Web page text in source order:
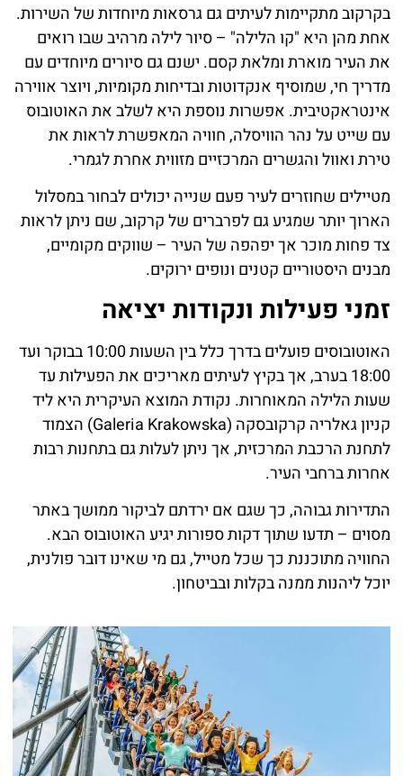
בקרקוב מתקיימות לעיתים גם גרסאות מיוחדות של השירות.
אחת מהן היא "קו הלילה" – סיור לילה מרהיב שבו רואים
את העיר מוארת ומלאת קסם. ישנם גם סיורים מיוחדים עם
מדריך חי, שמוסיף אנקדוטות ובדיחות מקומיות, ויוצר אווירה
אינטראקטיבית. אפשרות נוספת היא לשלב את האוטובוס
עם שייט על נהר הוויסלה, חוויה המאפשרת לראות את
טירת ואוול והגשרים המרכזיים מזווית אחרת לגמרי.
מטיילים שחוזרים לעיר פעם שנייה יכולים לבחור במסלול
הארוך יותר שמגיע גם לפרברים של קרקוב, שם ניתן לראות
צד פחות מוכר אך יפהפה של העיר – שווקים מקומיים,
מבנים היסטוריים קטנים ונופים ירוקים.
זמני פעילות ונקודות יציאה
האוטובוסים פועלים בדרך כלל בין השעות 10:00 בבוקר ועד
18:00 בערב, אך בקיץ לעיתים מאריכים את הפעילות עד
שעות הלילה המאוחרות. נקודת המוצא העיקרית היא ליד
קניון גאלריה קרקובסקה (Galeria Krakowska) הצמוד
לתחנת הרכבת המרכזית, אך ניתן לעלות גם בתחנות רבות
אחרות ברחבי העיר.
התדירות גבוהה, כך שגם אם ירדתם לביקור ממושך באתר
מסוים – תדעו שתוך דקות ספורות יגיע האוטובוס הבא.
החוויה מתוכננת כך שכל מטייל, גם מי שאינו דובר פולנית,
יוכל ליהנות ממנה בקלות ובביטחון.